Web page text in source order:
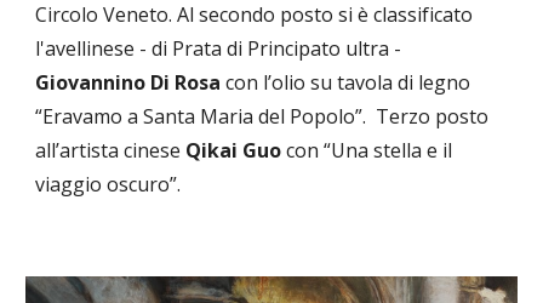
Circolo Veneto. Al secondo posto si è classificato
l'avellinese - di Prata di Principato ultra -
Giovannino Di Rosa con l’olio su tavola di legno
“Eravamo a Santa Maria del Popolo”. Terzo posto
all’artista cinese Qikai Guocon “Una stella e il
viaggio oscuro”.